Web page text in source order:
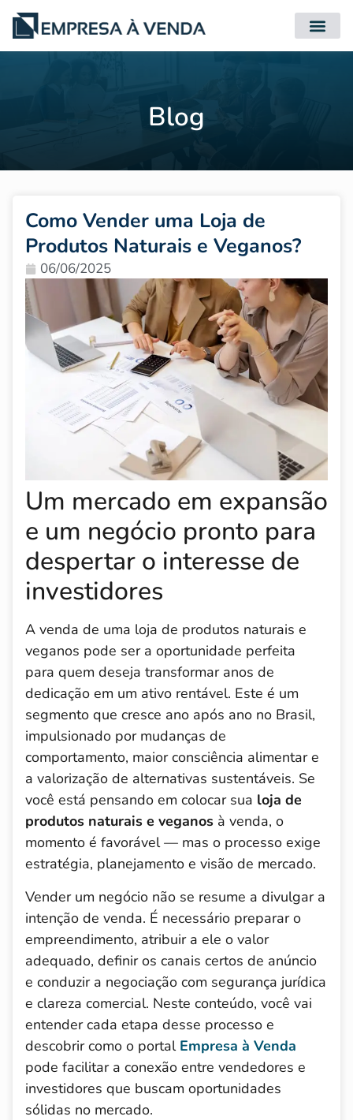
Blog
Como Vender uma Loja de
Produtos Naturais e Veganos?
06/06/2025
Um mercado em expansão
e um negócio pronto para
despertar o interesse de
investidores
A venda de uma loja de produtos naturais e
veganos pode ser a oportunidade perfeita
para quem deseja transformar anos de
dedicação em um ativo rentável. Este é um
segmento que cresce ano após ano no Brasil,
impulsionado por mudanças de
comportamento, maior consciência alimentar e
a valorização de alternativas sustentáveis. Se
você está pensando em colocar sua loja de
produtos naturais e veganos à venda, o
momento é favorável — mas o processo exige
estratégia, planejamento e visão de mercado.
Vender um negócio não se resume a divulgar a
intenção de venda. É necessário preparar o
empreendimento, atribuir a ele o valor
adequado, definir os canais certos de anúncio
e conduzir a negociação com segurança jurídica
e clareza comercial. Neste conteúdo, você vai
entender cada etapa desse processo e
descobrir como o portal Empresa à Venda
pode facilitar a conexão entre vendedores e
investidores que buscam oportunidades
sólidas no mercado.